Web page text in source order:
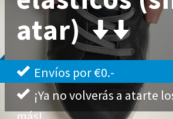
atar)
Envíos por €0.-
¡Ya no volverás a atarte